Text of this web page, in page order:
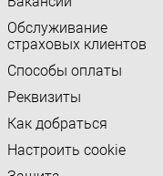
Обслуживание
страховых клиентов
Способы оплаты
Реквизиты
Как добраться
Настроить cookie